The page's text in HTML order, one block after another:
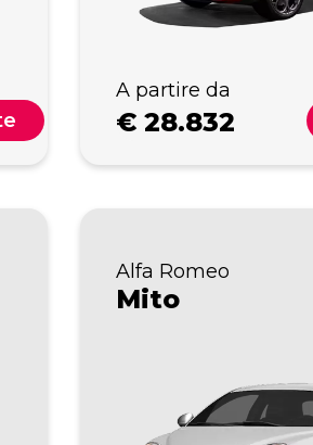
A partire da
€ 28.832
Alfa Romeo
Mito